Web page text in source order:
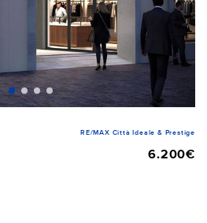
RE/MAX Città Ideale & Prestige
6.200€